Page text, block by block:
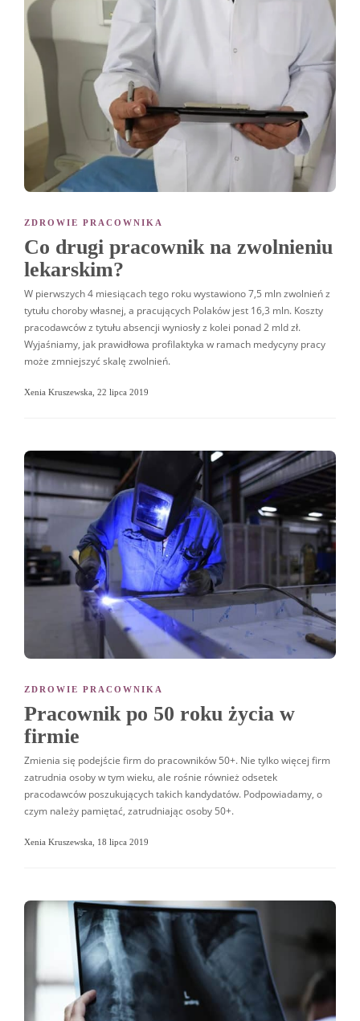
ZDROWIE PRACOWNIKA
Co drugi pracownik na zwolnieniu
lekarskim?
W pierwszych 4 miesiącach tego roku wystawiono 7,5 mln zwolnień z
tytułu choroby własnej, a pracujących Polaków jest 16,3 mln. Koszty
pracodawców z tytułu absencji wyniosły z kolei ponad 2 mld zł.
Wyjaśniamy, jak prawidłowa profilaktyka w ramach medycyny pracy
może zmniejszyć skalę zwolnień.
Xenia Kruszewska 22 lipca 2019
ZDROWIE PRACOWNIKA
Pracownik po 50 roku życia w
firmie
Zmienia się podejście firm do pracowników 50+. Nie tylko więcej firm
zatrudnia osoby w tym wieku, ale rośnie również odsetek
pracodawców poszukujących takich kandydatów. Podpowiadamy, o
czym należy pamiętać, zatrudniając osoby 50+.
Xenia Kruszewska 18 lipca 2019